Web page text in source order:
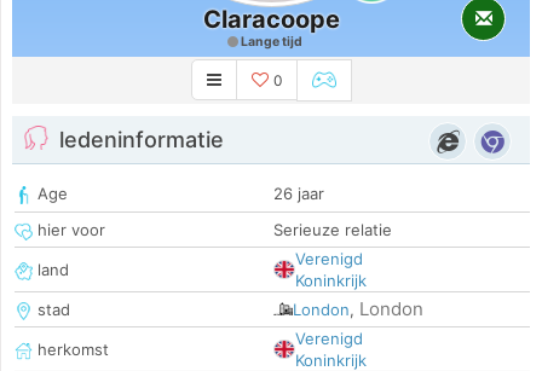
Claracoope
Lange tijd
0
ledeninformatie
Age
26 jaar
hier voor
Serieuze relatie
land
Verenigd
Koninkrijk
stad
London, London
herkomst
Verenigd
Koninkrijk